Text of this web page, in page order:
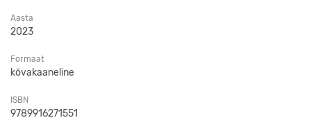
Aasta
2023
Formaat
kõvakaaneline
ISBN
9789916271551